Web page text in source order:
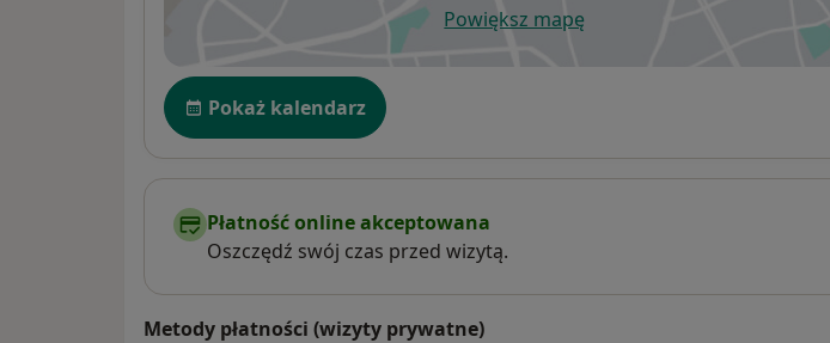
Powiększ mapęotwiera się w nowej karcie
Dostępność
Pokaż kalendarz
Płatność online akceptowana
Oszczędź swój czas przed wizytą.
Metody płatności (wizyty prywatne)